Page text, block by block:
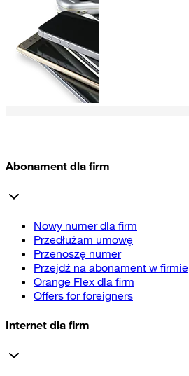
Abonament dla firm
Nowy numer dla firm
Przedłużam umowę
Przenoszę numer
Przejdź na abonament w firmie
Orange Flex dla firm
Offers for foreigners
Internet dla firm